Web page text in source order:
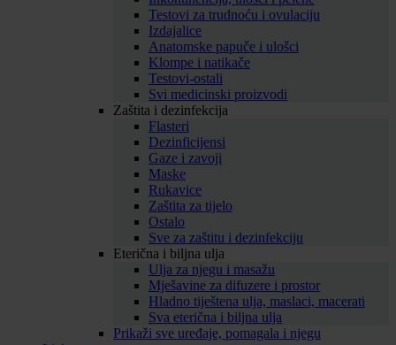
Testovi za trudnoću i ovulaciju
Izdajalice
Anatomske papuče i ulošci
Klompe i natikače
Testovi-ostali
Svi medicinski proizvodi
Zaštita i dezinfekcija
Flasteri
Dezinficijensi
Gaze i zavoji
Maske
Rukavice
Zaštita za tijelo
Ostalo
Sve za zaštitu i dezinfekciju
Eterična i biljna ulja
Ulja za njegu i masažu
Mješavine za difuzere i prostor
Hladno tiještena ulja, maslaci, macerati
Sva eterična i biljna ulja
Prikaži sve uređaje, pomagala i njegu